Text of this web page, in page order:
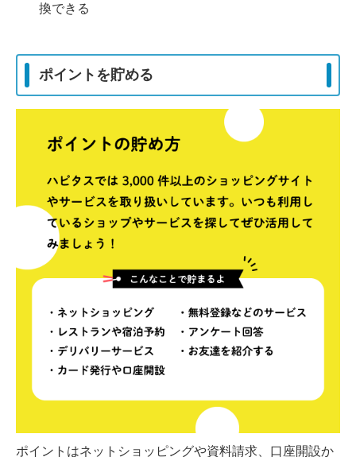
換できる
ポイントを貯める
ポイントはネットショッピングや資料請求、口座開設か